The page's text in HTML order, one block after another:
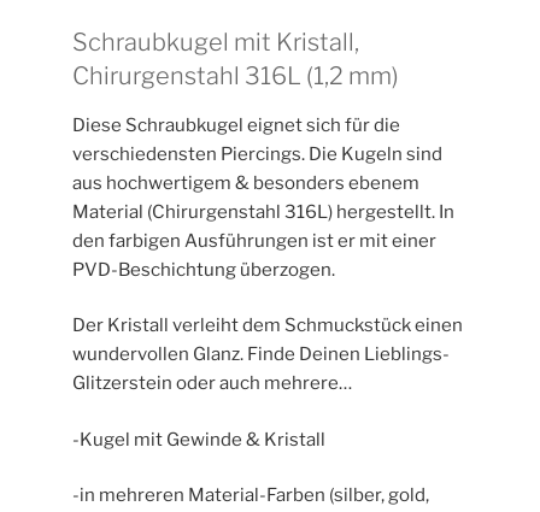
Schraubkugel mit Kristall,
Chirurgenstahl 316L (1,2 mm)
Diese Schraubkugel eignet sich für die
verschiedensten Piercings. Die Kugeln sind
aus hochwertigem & besonders ebenem
Material (Chirurgenstahl 316L) hergestellt. In
den farbigen Ausführungen ist er mit einer
PVD-Beschichtung überzogen.
Der Kristall verleiht dem Schmuckstück einen
wundervollen Glanz. Finde Deinen Lieblings-
Glitzerstein oder auch mehrere…
-Kugel mit Gewinde & Kristall
-in mehreren Material-Farben (silber, gold,